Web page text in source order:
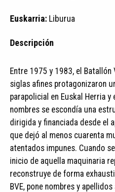
Euskarria: Liburua
Descripción
Entre 1975 y 1983, el Batallón
siglas afines protagonizaron
parapolicial en Euskal Herria
nombres se escondía una
dirigida y financiada desde el
que dejó al menos cuarenta
atentados impunes. Cuando
inicio de aquella maquinaria
reconstruye de forma
BVE, pone nombres y